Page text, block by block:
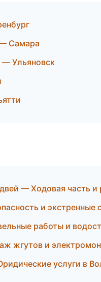
Самара
— Ульяновск
— Ходовая часть и
и
работы и
жгутов и
услуги в